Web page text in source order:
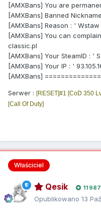
[AMXBans] You are
[AMXBans] Banned
[AMXBans] Reason : '
[AMXBans] You can
classic.pl
[AMXBans] Your SteamID : '
[AMXBans] Your IP : '
[AMXBans]
Serwer : [RESET]#1 [CoD 350
[Call Of Duty]
Właściciel
Qesik 11 987
Opublikowano 13